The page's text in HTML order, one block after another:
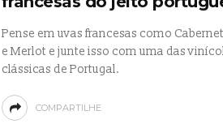
Pense em uvas francesas como
e Merlot e junte isso com uma das
clássicas de Portugal.
COMPARTILHE